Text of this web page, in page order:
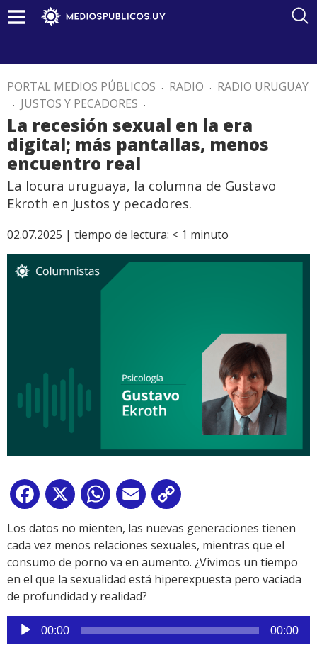
PORTAL MEDIOS PÚBLICOS . RADIO . RADIO URUGUAY
. JUSTOS Y PECADORES .
La recesión sexual en la era
digital; más pantallas, menos
encuentro real
La locura uruguaya, la columna de Gustavo
Ekroth en Justos y pecadores.
02.07.2025 | tiempo de lectura: < 1 minuto
Facebook
X WhatsApp
Email
Link
Los datos no mienten, las nuevas generaciones tienen
cada vez menos relaciones sexuales, mientras que el
consumo de porno va en aumento. ¿Vivimos un tiempo
en el que la sexualidad está hiperexpuesta pero vaciada
de profundidad y realidad?
Reproductor
de
00:00 00:00